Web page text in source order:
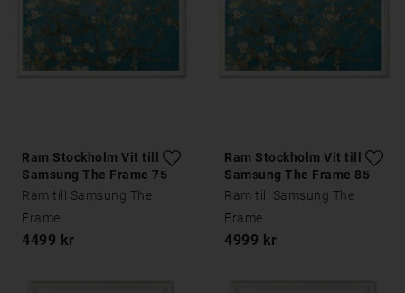
Ram Stockholm Vit till
Samsung The Frame 75
tum
Ram till Samsung The
Frame
4499 kr
Ram Stockholm Vit till
Samsung The Frame 85
tum
Ram till Samsung The
Frame
4999 kr